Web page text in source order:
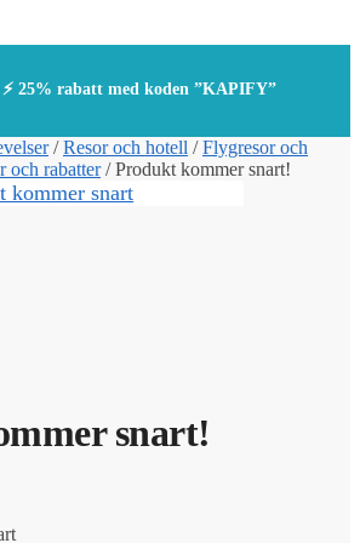
25% rabatt med koden ”KAPIFY”
/Resor och hotell /Flygresor och
och rabatter/Produkt kommer snart!
snart!